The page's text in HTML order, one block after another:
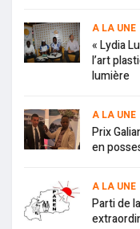
A LA UNE
« Lydia
l’art
lumière
A LA UNE
Prix
en
A LA UNE
Parti de